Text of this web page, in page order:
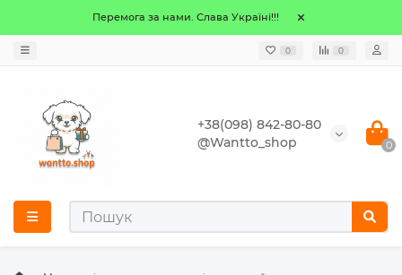
Перемога за нами. Слава Україні!!!
0 0
+38(098) 842-80-80
@Wantto_shop
0